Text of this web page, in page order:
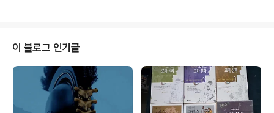
그 속에서 생명의 존귀함을 알고 끝내 지켜낸 노비 단량의
이야기를 연기, 춤, 노래가 어우러진 완성도 높은 마당극으
로 그려낸다. 예심국악소리 마당극 ‘금줄을 걸어라’ 포스터.
/예심국악소리 제공 1452년 수양대군이 정권을 잡기 위해
계유정난을 일으키자 영의정 황보인도 첫째와 둘째 아들,
두 손자와 함께 죽음을 ..
이 블로그 인기글